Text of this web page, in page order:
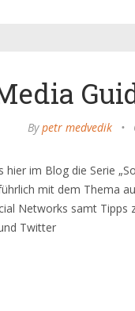
Bypetr medvedik •
im Blog die Serie
mit dem Thema
Networks samt Tipps
Twitter